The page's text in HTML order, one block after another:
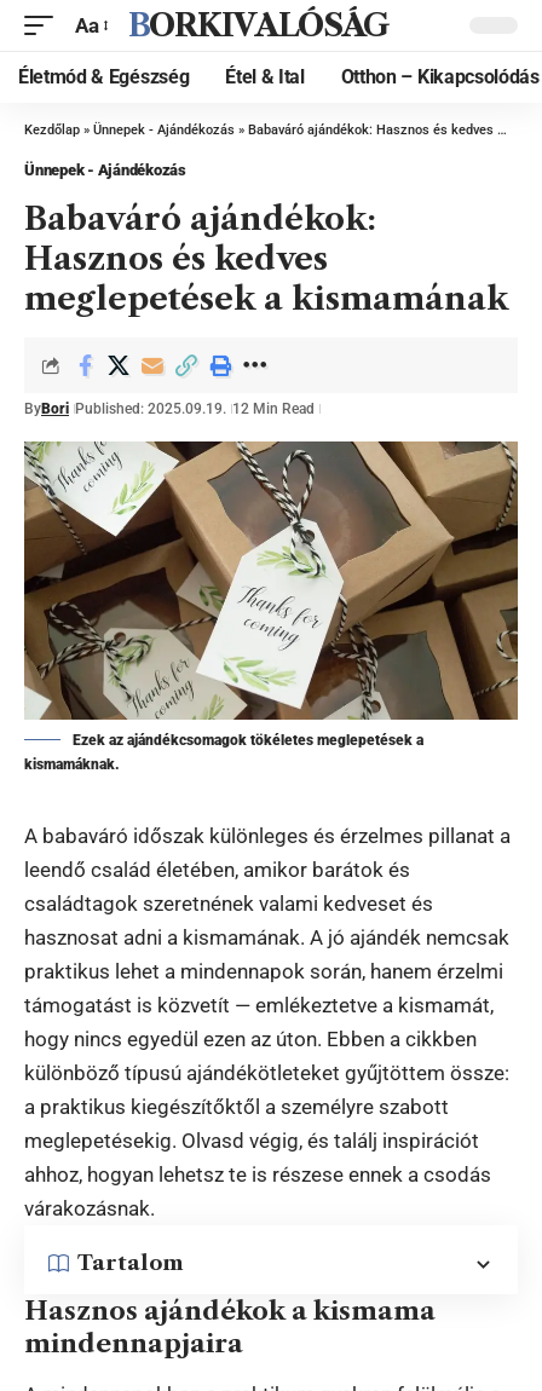
Aa BORKIVALÓSÁG
Életmód & Egészség Étel & Ital Otthon – Kikapcsolódás
Kezdőlap » Ünnepek - Ajándékozás » Babaváró ajándékok: Hasznos és kedves meglepetések a kismamának
Ünnepek - Ajándékozás
Babaváró ajándékok:
Hasznos és kedves
meglepetések a kismamának
ByBori Published: 2025.09.19. 12 Min Read
Ezek az ajándékcsomagok tökéletes meglepetések a
kismamáknak.
A babaváró időszak különleges és érzelmes pillanat a
leendő család életében, amikor barátok és
családtagok szeretnének valami kedveset és
hasznosat adni a kismamának. A jó ajándék nemcsak
praktikus lehet a mindennapok során, hanem érzelmi
támogatást is közvetít — emlékeztetve a kismamát,
hogy nincs egyedül ezen az úton. Ebben a cikkben
különböző típusú ajándékötleteket gyűjtöttem össze:
a praktikus kiegészítőktől a személyre szabott
meglepetésekig. Olvasd végig, és találj inspirációt
ahhoz, hogyan lehetsz te is részese ennek a csodás
várakozásnak.
Tartalom
Hasznos ajándékok a kismama
mindennapjaira